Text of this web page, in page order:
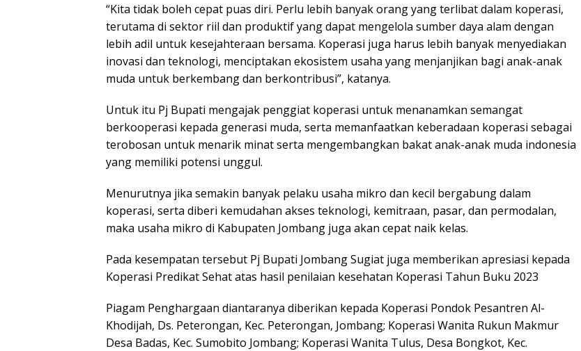
“Kita tidak boleh cepat puas diri. Perlu lebih banyak orang yang terlibat dalam koperasi,
terutama di sektor riil dan produktif yang dapat mengelola sumber daya alam dengan
lebih adil untuk kesejahteraan bersama. Koperasi juga harus lebih banyak menyediakan
inovasi dan teknologi, menciptakan ekosistem usaha yang menjanjikan bagi anak-anak
muda untuk berkembang dan berkontribusi”, katanya.
Untuk itu Pj Bupati mengajak penggiat koperasi untuk menanamkan semangat
berkooperasi kepada generasi muda, serta memanfaatkan keberadaan koperasi sebagai
terobosan untuk menarik minat serta mengembangkan bakat anak-anak muda indonesia
yang memiliki potensi unggul.
Menurutnya jika semakin banyak pelaku usaha mikro dan kecil bergabung dalam
koperasi, serta diberi kemudahan akses teknologi, kemitraan, pasar, dan permodalan,
maka usaha mikro di Kabupaten Jombang juga akan cepat naik kelas.
Pada kesempatan tersebut Pj Bupati Jombang Sugiat juga memberikan apresiasi kepada
Koperasi Predikat Sehat atas hasil penilaian kesehatan Koperasi Tahun Buku 2023
Piagam Penghargaan diantaranya diberikan kepada Koperasi Pondok Pesantren Al-
Khodijah, Ds. Peterongan, Kec. Peterongan, Jombang; Koperasi Wanita Rukun Makmur
Desa Badas, Kec. Sumobito Jombang; Koperasi Wanita Tulus, Desa Bongkot, Kec.